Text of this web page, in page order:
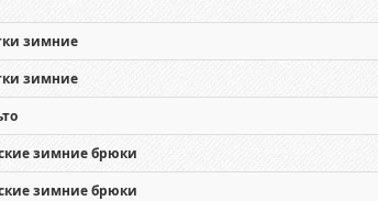
зимние
зимние
зимние брюки
зимние брюки